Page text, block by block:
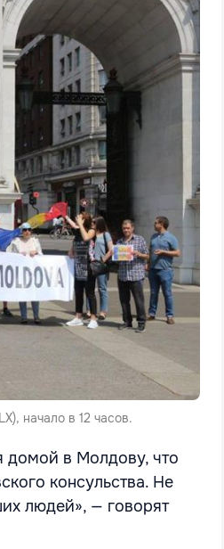
начало в 12 часов.
домой в Молдову, что
консульства. Не
людей», — говорят